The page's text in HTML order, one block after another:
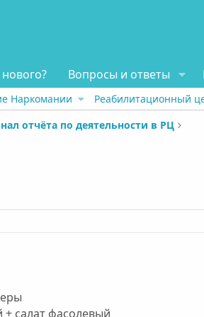
Вопросы и ответы
Наркомании Реабилитационный
отчёта по деятельности в РЦ
салат фасолевый